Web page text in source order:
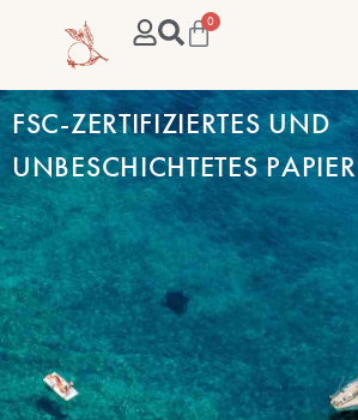
0
FSC-ZERTIFIZIERTES UND
UNBESCHICHTETES PAPIER